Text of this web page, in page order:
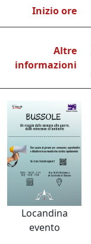
Inizio ore
Altre
informazioni
Locandina
evento